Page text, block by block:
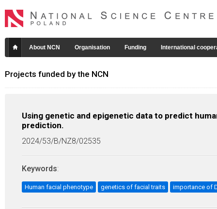
About NCN Organisation Funding International
Projects funded by the NCN
Using genetic and epigenetic data to predict
prediction.
2024/53/B/NZ8/02535
Keywords:
Human facial phenotype genetics of facial traits importance of